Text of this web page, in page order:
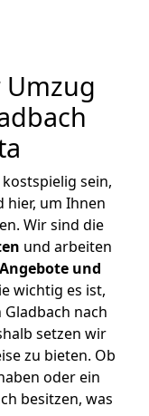
sein,
hier, um Ihnen
Wir sind die
und arbeiten
und
wichtig es ist,
nach
setzen wir
zu bieten. Ob
oder ein
besitzen, was